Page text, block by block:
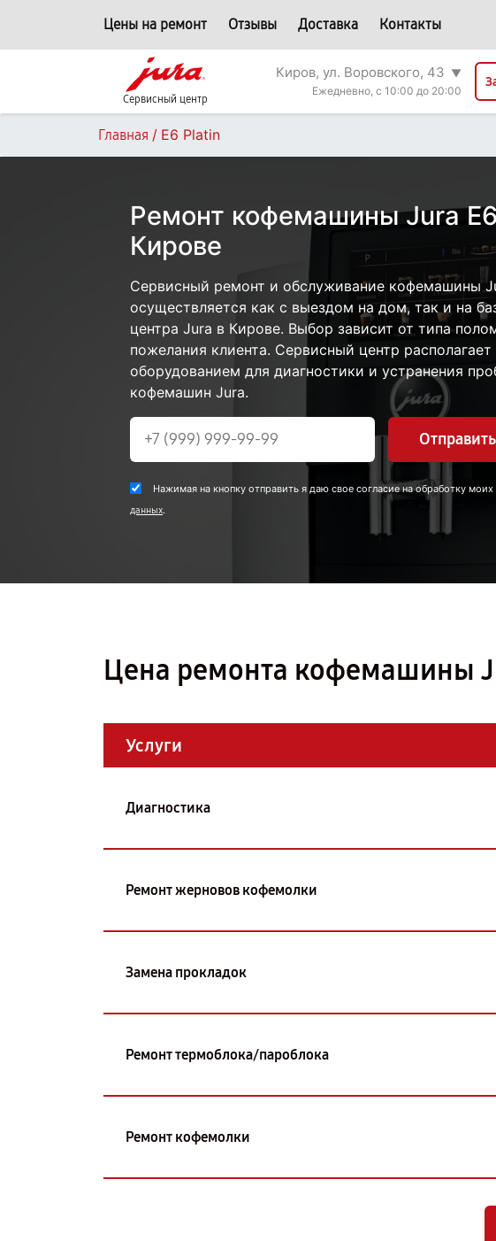
Цены на ремонт Отзывы Доставка Контакты
Сервисный центр
Киров, ул. Воровского, 43 ▼
Ежедневно, с 10:00 до 20:00
Главная / E6 Platin
Ремонт кофемашины Jura
Кирове
Сервисный ремонт и обслуживание кофемашины
осуществляется как с выездом на дом, так и на
центра Jura в Кирове. Выбор зависит от типа
пожелания клиента. Сервисный центр
оборудованием для диагностики и устранения
кофемашин Jura.
Нажимая на кнопку отправить я даю свое согласие на обработку моих
данных.
Цена ремонта кофемашины
Услуги
Диагностика
Ремонт жерновов кофемолки
Замена прокладок
Ремонт термоблока/пароблока
Ремонт кофемолки